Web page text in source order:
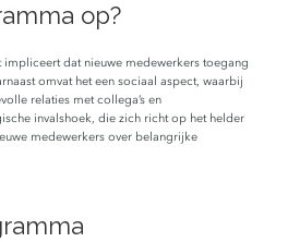
op?
dat nieuwe medewerkers toegang
omvat het een sociaal aspect, waarbij
relaties met collega’s en
invalshoek, die zich richt op het helder
medewerkers over belangrijke